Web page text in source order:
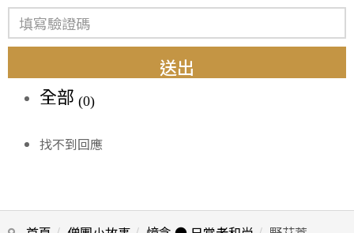
送出
全部 (0)
找不到回應